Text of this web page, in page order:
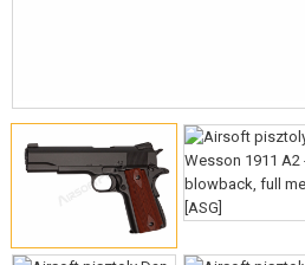
FELSZERELÉS, EGYENRUHA, TOKOK
ÁLCÁZÁS, FESTÉK, SZALAG
RÁDIÓS, FEJHALLGATÓ, KAMERÁK